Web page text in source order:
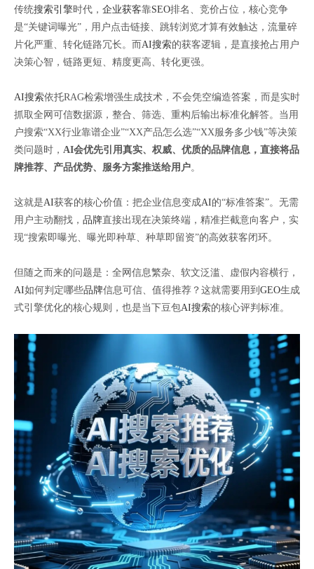
传统搜索引擎时代， 企业获客靠SEO排名、竞价占位，核心竞争
是“关键词曝光”，用户点击链接、跳转浏览才算有效触达，流量碎
片化严重、转化链路冗长。而AI搜索的获客逻辑，是直接抢占用户
决策心智，链路更短、精度更高、转化更强。
AI搜索依托RAG检索增强生成技术，不会凭空编造答案，而是实时
抓取全网可信数据源，整合、筛选、重构后输出标准化解答。当用
户搜索“XX行业靠谱企业”“XX产品怎么选”“XX服务多少钱”等决策
类问题时， AI会优先引用真实、权威、优质的品牌信息，直接将品
牌推荐、产品优势、服务方案推送给用户。
这就是AI获客的核心价值：把企业信息变成AI的“标准答案”。无需
用户主动翻找， 品牌直接出现在决策终端，精准拦截意向客户，实
现“搜索即曝光、曝光即种草、种草即留资”的高效获客闭环。
但随之而来的问题是：全网信息繁杂、软文泛滥、虚假内容横行，
AI如何判定哪些品牌信息可信、值得推荐？这就需要用到 GEO生成
式引擎优化的核心规则，也是当下豆包AI搜索的核心评判标准。